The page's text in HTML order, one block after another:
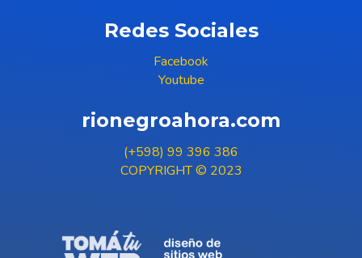
Redes Sociales
Facebook
Youtube
rionegroahora.com
(+598) 99 396 386
COPYRIGHT © 2023